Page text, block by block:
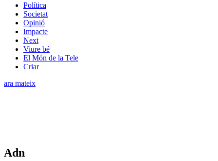
Política
Societat
Opinió
Impacte
Next
Viure bé
El Món de la Tele
Criar
ara mateix
Adn